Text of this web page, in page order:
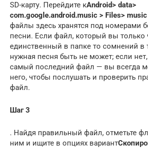
SD-карту. Перейдите кAndroid> data>
com.google.android.music > Files> music
файлы здесь хранятся под номерами
песни. Если файл, который вы только
единственный в папке то сомнений в
нужная песня быть не может; если
самый последний файл — вы всегда
него, чтобы послушать и проверить
файл.
Шаг 3
. Найдя правильный файл, отметьте
ним и ищите в опциях вариант